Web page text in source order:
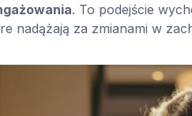
. To podejście
nadążają za zmianami w